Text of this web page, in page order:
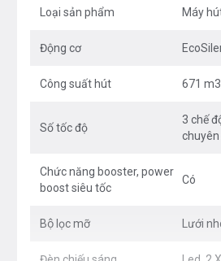
Cho dù kích thước căn bếp của
đổi 6-12 lần/giờ. Vì mấy máy
sạch nhất và thoải mái nhất.
EcoSilence Drive: Động cơ
EcoSilence
Động cơ không chổi than
Loại sản phẩm Máy
Động cơ
Công suất hút 671
Số tốc độ
3 chế
chuyên
Chức năng booster, power
boost siêu tốc
Có
Bộ lọc mỡ Lưới